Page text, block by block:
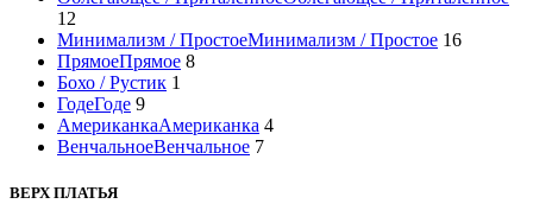
12
Минимализм / ПростоеМинимализм / Простое 16
ПрямоеПрямое 8
Бохо / Рустик 1
ГодеГоде 9
АмериканкаАмериканка 4
ВенчальноеВенчальное 7
ВЕРХ ПЛАТЬЯ